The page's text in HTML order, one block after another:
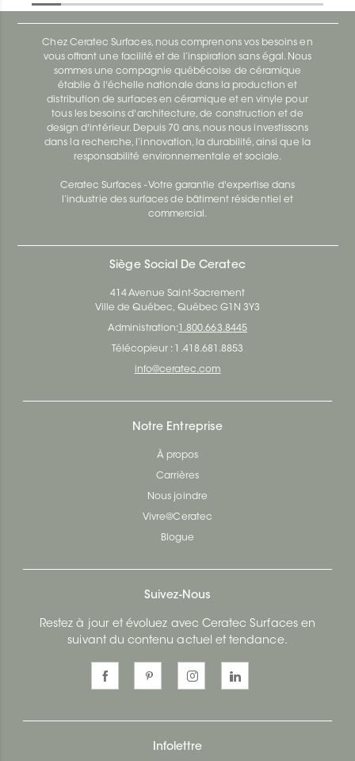
Chez Ceratec Surfaces, nous comprenons vos besoins en
vous offrant une facilité et de l’inspiration sans égal. Nous
sommes une compagnie québécoise de céramique
établie à l'échelle nationale dans la production et
distribution de surfaces en céramique et en vinyle pour
tous les besoins d'architecture, de construction et de
design d'intérieur. Depuis 70 ans, nous nous investissons
dans la recherche, l’innovation, la durabilité, ainsi que la
responsabilité environnementale et sociale.
Ceratec Surfaces - Votre garantie d'expertise dans
l’industrie des surfaces de bâtiment résidentiel et
commercial.
Siège Social De Ceratec
414 Avenue Saint-Sacrement
Ville de Québec, Québec G1N 3Y3
Administration: 1.800.663.8445
Télécopieur : 1.418.681.8853
info@ceratec.com
Notre Entreprise
À propos
Carrières
Nous joindre
Vivre@Ceratec
Blogue
Suivez-Nous
Restez à jour et évoluez avec Ceratec Surfaces en
suivant du contenu actuel et tendance.
Infolettre